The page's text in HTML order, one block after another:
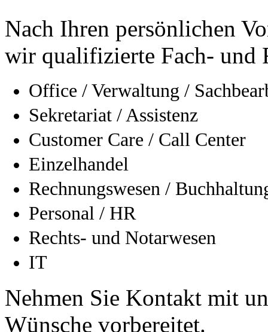
Nach Ihren persönlichen
wir qualifizierte Fach- und
Office / Verwaltung /
Sekretariat / Assistenz
Customer Care / Call Center
Einzelhandel
Rechnungswesen /
Personal / HR
Rechts- und Notarwesen
IT
Nehmen Sie Kontakt mit
Wünsche vorbereitet.